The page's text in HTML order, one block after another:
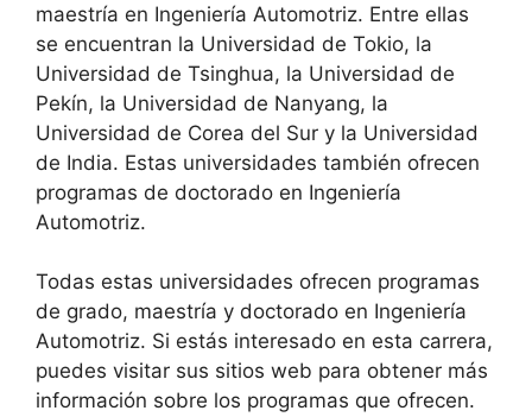
maestría en Ingeniería Automotriz. Entre ellas
se encuentran la Universidad de Tokio, la
Universidad de Tsinghua, la Universidad de
Pekín, la Universidad de Nanyang, la
Universidad de Corea del Sur y la Universidad
de India. Estas universidades también ofrecen
programas de doctorado en Ingeniería
Automotriz.
Todas estas universidades ofrecen programas
de grado, maestría y doctorado en Ingeniería
Automotriz. Si estás interesado en esta carrera,
puedes visitar sus sitios web para obtener más
información sobre los programas que ofrecen.